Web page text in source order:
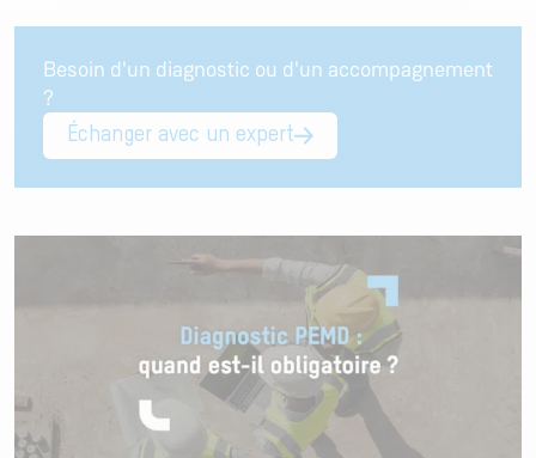
Besoin d'un diagnostic ou d'un accompagnement
?
Échanger avec un expert